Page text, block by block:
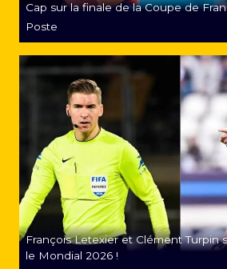
Cap sur la finale de la Coupe de
Poste
François Letexier et Clément Turpin
le Mondial 2026 !